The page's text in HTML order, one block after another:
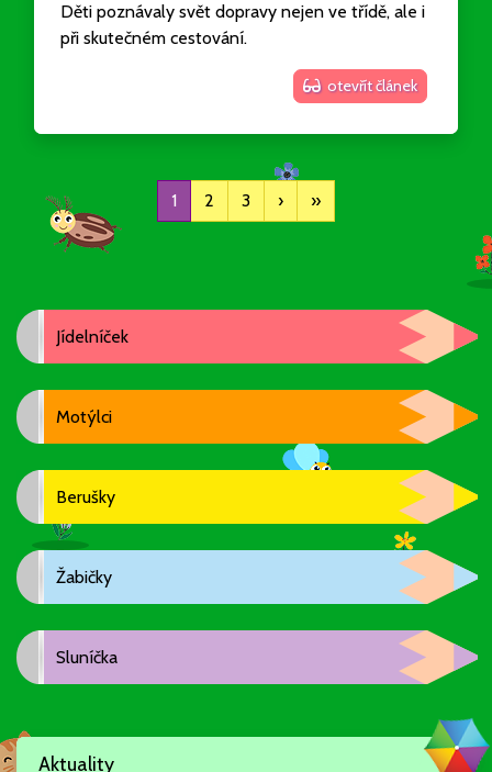
Děti poznávaly svět dopravy nejen ve třídě, ale i
při skutečném cestování.
otevřít článek
1 2 3 › »
Jídelníček
Motýlci
Berušky
Žabičky
Sluníčka
Aktuality